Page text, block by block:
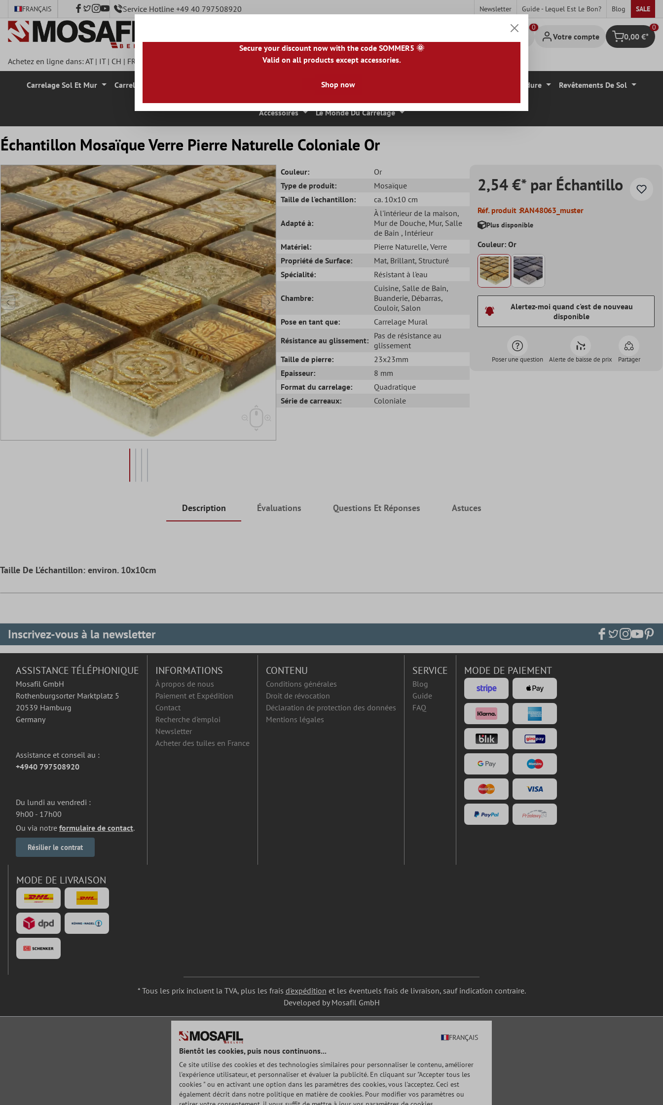
principal
FRANÇAIS Service Hotline +49 40 797508920 Newsletter Guide - Lequel Est Le Bon? Blog SALE
Votre compte Panier
0
0,00 €*
Achetez en ligne dans:AT| IT| CH | FR ES|PL|PT| FI|GR|RO|NO|HU|BG|HR
Carrelage Sol Et Mur Carrelage Mural Carreaux En Pierre Naturelle Carrelage Mural Bordure Revêtements De Sol
Accessoires Le Monde Du Carrelage
Échantillon Mosaïque Verre Pierre Naturelle Coloniale Or
Couleur:
Or
Type de produit:
Mosaïque
Taille de l'echantillon:
ca. 10x10 cm
Adapté à:
À l'intérieur de la maison,
Mur de Douche, Mur, Salle
de Bain , Intérieur
Matériel:
Pierre Naturelle, Verre
Propriété de Surface:
Mat, Brillant, Structuré
Spécialité:
Résistant à l'eau
Chambre:
Cuisine, Salle de Bain,
Buanderie, Débarras,
Couloir, Salon
Pose en tant que:
Carrelage Mural
Résistance au glissement: Pas de résistance au
glissement
Taille de pierre:
23x23mm
Epaisseur:
8 mm
Format du carrelage:
Quadratique
Série de carreaux:
Coloniale
2,54 €* par Échantillo
Réf. produit :RAN48063_muster
Plus disponible
Couleur: Or
Alertez-moi quand c'est de nouveau
disponible
Poser une question Alerte de baisse de prix Partager
Description Évaluations Questions Et Réponses Astuces
Taille De L'échantillon: environ. 10x10cm
Inscrivez-vous à la newsletter
ASSISTANCE TÉLÉPHONIQUE
Mosafil GmbH
Rothenburgsorter Marktplatz 5
20539 Hamburg
Germany
Assistance et conseil au :
+4940 797508920
Du lundi au vendredi :
9h00 - 17h00
Ou via notre formulaire de contact.
Résilier le contrat
INFORMATIONS
À propos de nous
Paiement et Expédition
Contact
Recherche d'emploi
Newsletter
Acheter des tuiles en France
CONTENU
Conditions générales
Droit de révocation
Déclaration de protection des données
Mentions légales
SERVICE
Blog
Guide
FAQ
MODE DE PAIEMENT
MODE DE LIVRAISON
* Tous les prix incluent la TVA, plus les frais d'expédition et les éventuels frais de livraison, sauf indication contraire.
Developed by Mosafil GmbH
FRANÇAIS
Bientôt les cookies, puis nous continuons...
Ce site utilise des cookies et des technologies similaires pour personnaliser le contenu, améliorer
l'expérience utilisateur, et personnaliser et évaluer la publicité. En cliquant sur "Accepter tous les
cookies " ou en activant une option dans les paramètres des cookies, vous l'acceptez. Ceci est
également décrit dans notre politique en matière de cookies. Pour modifier vos paramètres ou
Secure your discount now with the code SOMMER5 🌞
Valid on all products except accessories.
Shop now